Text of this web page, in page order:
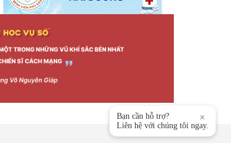
Bạn cần hỗ trợ?
Liên hệ với chúng tôi ngay.
×